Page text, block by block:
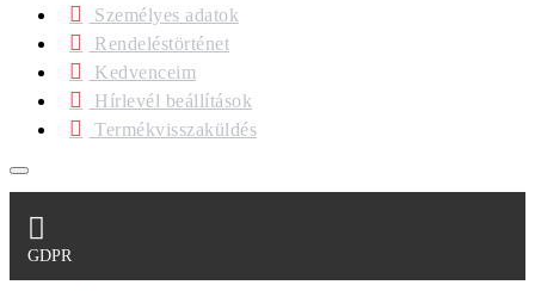
Személyes adatok
Rendeléstörténet
Kedvenceim
Hírlevél beállítások
Termékvisszaküldés
GDPR